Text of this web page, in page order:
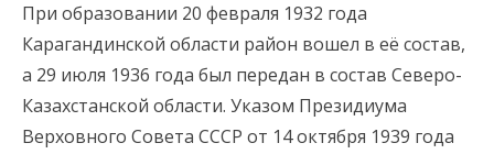
При образовании 20 февраля 1932 года
Карагандинской области район вошел в её состав,
а 29 июля 1936 года был передан в состав Северо-
Казахстанской области. Указом Президиума
Верховного Совета СССР от 14 октября 1939 года